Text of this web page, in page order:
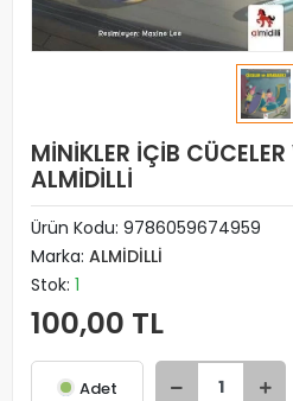
MİNİKLER İÇİB
ALMİDİLLİ
Ürün Kodu: 9786059674959
Marka: ALMİDİLLİ
Stok: 1
100,00 TL
Adet